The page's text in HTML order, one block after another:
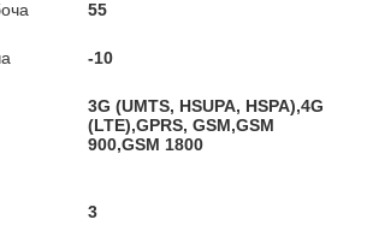
55
-10
3G (UMTS, HSUPA, HSPA),4G
(LTE),GPRS, GSM,GSM
900,GSM 1800
3